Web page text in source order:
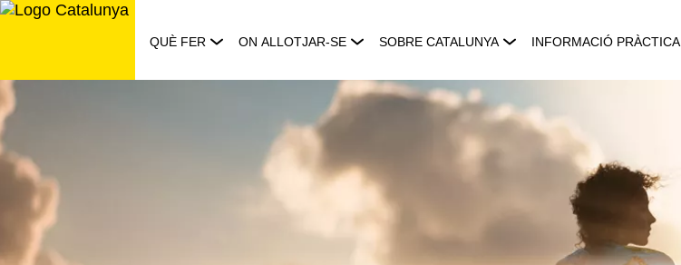
Saltar
QUÈ FER ON ALLOTJAR-SE SOBRE CATALUNYA INFORMACIÓ PRÀCTICA